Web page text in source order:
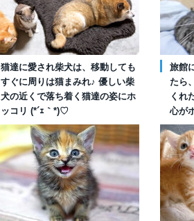
猫達に愛され柴犬は、移動しても
すぐに周りは猫まみれ♪ 優しい柴
犬の近くで落ち着く猫達の姿にホ
ッコリ (*´ｪ｀*)♡
旅館
たら
くれ
心が